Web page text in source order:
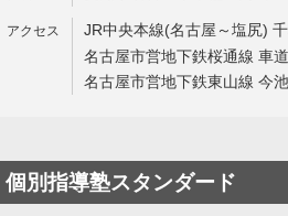
JR中央本線(名古屋～塩尻)
名古屋市営地下鉄桜通線 車
名古屋市営地下鉄東山線 今
個別指導塾スタンダード